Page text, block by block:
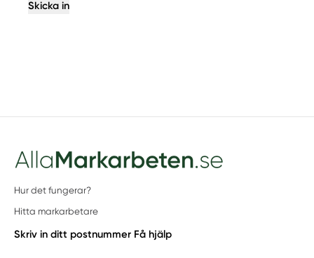
Skicka in
Hur det fungerar?
Hitta markarbetare
Skriv in ditt postnummer Få hjälp